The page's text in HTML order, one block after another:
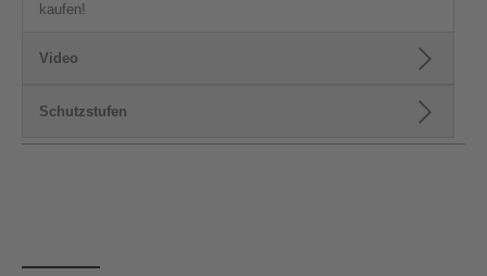
kaufen!
Video
Schutzstufen